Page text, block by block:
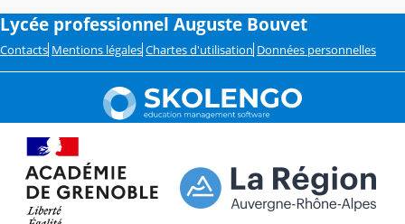
Lycée professionnel Auguste Bouvet
Contacts Mentions légales Chartes d'utilisation Données personnelles